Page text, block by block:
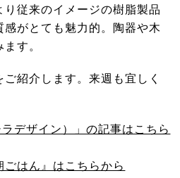
従来のイメージの樹脂製品
がとても魅力的。陶器や木
す。
紹介します。来週も宜しく
デザイン）」の記事はこちら
はん』はこちらから